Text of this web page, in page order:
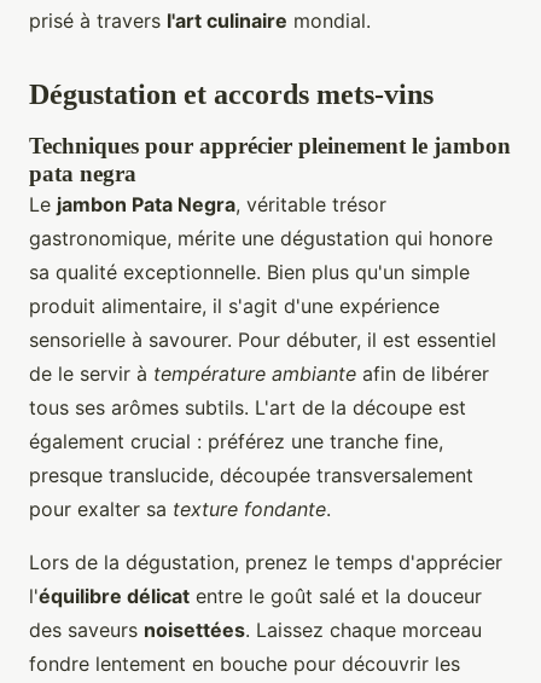
prisé à travers l'art culinaire mondial.
Dégustation et accords mets-vins
Techniques pour apprécier pleinement le jambon
pata negra
Le jambon Pata Negra, véritable trésor
gastronomique, mérite une dégustation qui honore
sa qualité exceptionnelle. Bien plus qu'un simple
produit alimentaire, il s'agit d'une expérience
sensorielle à savourer. Pour débuter, il est essentiel
de le servir à température ambiante afin de libérer
tous ses arômes subtils. L'art de la découpe est
également crucial : préférez une tranche fine,
presque translucide, découpée transversalement
pour exalter sa texture fondante.
Lors de la dégustation, prenez le temps d'apprécier
l'équilibre délicat entre le goût salé et la douceur
des saveurs noisettées. Laissez chaque morceau
fondre lentement en bouche pour découvrir les